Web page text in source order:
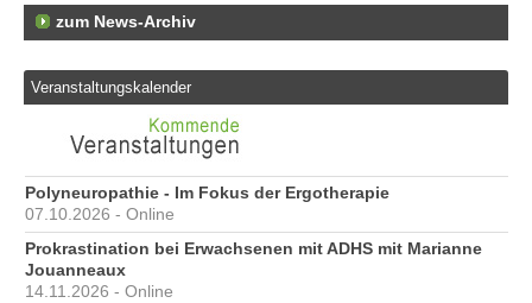
zum News-Archiv
Veranstaltungskalender
Polyneuropathie - Im Fokus der Ergotherapie
07.10.2026 - Online
Prokrastination bei Erwachsenen mit ADHS mit Marianne
Jouanneaux
14.11.2026 - Online